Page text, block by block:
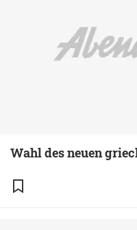
Wahl des neuen